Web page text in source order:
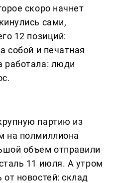
скоро начнет
сами,
12 позиций:
собой и печатная
работала: люди
партию из
на полмиллиона
объем отправили
11 июля. А утром
новостей: склад